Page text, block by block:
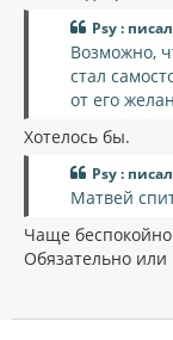
Psy :
Возможно,
стал
от его
Хотелось бы.
Psy :
Матвей
Чаще
Обязательно